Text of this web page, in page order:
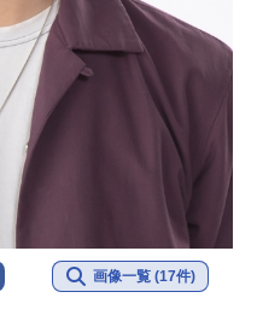
画像一覧 (17件)